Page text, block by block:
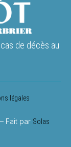
de décès au
légales
Fait par Solas